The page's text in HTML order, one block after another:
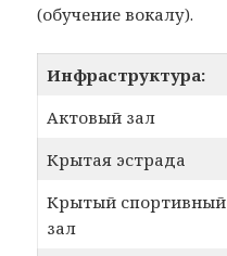
(обучение вокалу).
Инфраструктура:
Актовый зал
Крытая эстрада
Крытый спортивный
зал